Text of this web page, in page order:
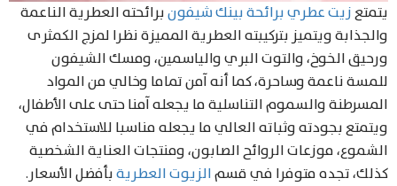
يتمتعزيت عطري برائحة بينك شيفونبرائحته العطرية الناعمة
والجذابة ويتميز بتركيبته العطرية المميزة نظرا لمزج الكمثرى
ورحيق الخوخ، والتوت البري والياسمين، ومسك الشيفون
للمسة ناعمة وساحرة، كما أنه آمن تماما وخالي من المواد
المسرطنة والسموم التناسلية ما يجعله آمنا حتى على الأطفال،
ويتمتع بجودته وثباته العالي ما يجعله مناسبا للاستخدام في
الشموع، موزعات الروائح الصابون، ومنتجات العناية الشخصية
كذلك، تجده متوفرا في قسمالزيوت العطريةبأفضل الأسعار.